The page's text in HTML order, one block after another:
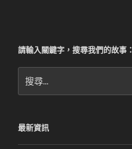
請輸入關鍵字，搜尋我們的故事：
尋
字:
最新資訊